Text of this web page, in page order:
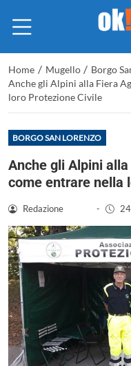
Home / Mugello / Borgo
Anche gli Alpini alla Fiera
loro Protezione Civile
BORGO SAN LORENZO
Anche gli Alpini
come entrare nella
Redazione -